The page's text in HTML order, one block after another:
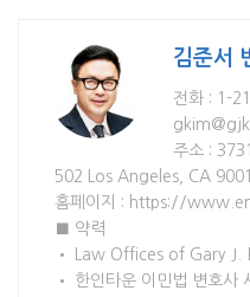
김준서
전화 : 1-
주소 :
502 Los Angeles, CA
홈페이지 : https://
■ 약력
• Law Offices of Gary J.
• 한인타운 이민법 변호